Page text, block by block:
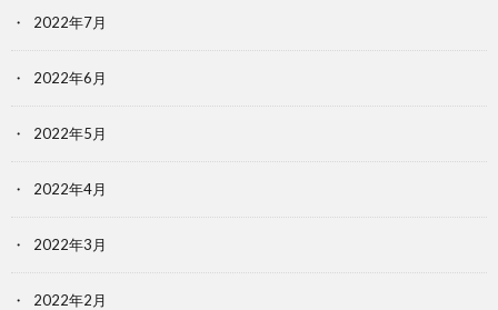
2022年7月
2022年6月
2022年5月
2022年4月
2022年3月
2022年2月